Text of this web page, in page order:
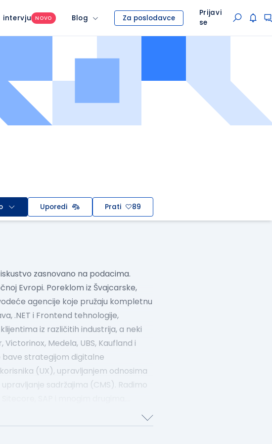
intervju NOVO Blog Za poslodavce
Prijavi
se
Uporedi Prati 89
zasnovano na podacima.
Evropi. Poreklom iz Švajcarske,
agencije koje pružaju kompletnu
.NET i Frontend tehnologije,
iz različitih industrija, a neki
Victorinox, Medela, UBS, Kaufland i
bave strategijom digitalne
(UX), upravljanjem odnosima
sadržajima (CMS). Radimo
ljudi iz 146 zemalja, koji uvode novine
u stvaranju konkurentne